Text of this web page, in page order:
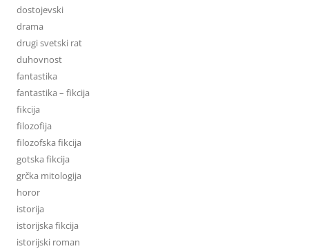
dostojevski
drama
drugi svetski rat
duhovnost
fantastika
fantastika – fikcija
fikcija
filozofija
filozofska fikcija
gotska fikcija
grčka mitologija
horor
istorija
istorijska fikcija
istorijski roman